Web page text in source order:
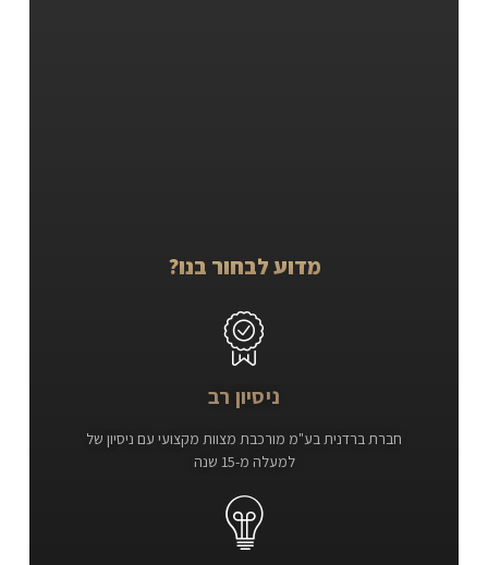
מדוע לבחור בנו?
ניסיון רב
חברת ברדנית בע"מ מורכבת מצוות מקצועי עם ניסיון של
למעלה מ-15 שנה